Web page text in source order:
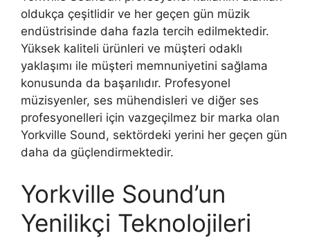
oldukça çeşitlidir ve her geçen gün müzik
endüstrisinde daha fazla tercih edilmektedir.
Yüksek kaliteli ürünleri ve müşteri odaklı
yaklaşımı ile müşteri memnuniyetini sağlama
konusunda da başarılıdır. Profesyonel
müzisyenler, ses mühendisleri ve diğer ses
profesyonelleri için vazgeçilmez bir marka olan
Yorkville Sound, sektördeki yerini her geçen gün
daha da güçlendirmektedir.
Yorkville Sound’un
Yenilikçi Teknolojileri